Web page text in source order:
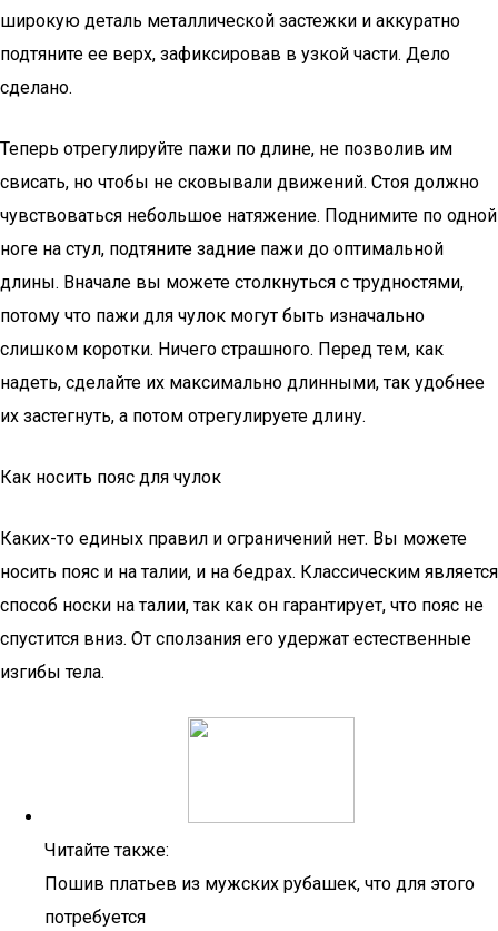
широкую деталь металлической застежки и аккуратно
подтяните ее верх, зафиксировав в узкой части. Дело
сделано.
Теперь отрегулируйте пажи по длине, не позволив им
свисать, но чтобы не сковывали движений. Стоя должно
чувствоваться небольшое натяжение. Поднимите по одной
ноге на стул, подтяните задние пажи до оптимальной
длины. Вначале вы можете столкнуться с трудностями,
потому что пажи для чулок могут быть изначально
слишком коротки. Ничего страшного. Перед тем, как
надеть, сделайте их максимально длинными, так удобнее
их застегнуть, а потом отрегулируете длину.
Как носить пояс для чулок
Каких-то единых правил и ограничений нет. Вы можете
носить пояс и на талии, и на бедрах. Классическим является
способ носки на талии, так как он гарантирует, что пояс не
спустится вниз. От сползания его удержат естественные
изгибы тела.
Читайте также:
Пошив платьев из мужских рубашек, что для этого
потребуется